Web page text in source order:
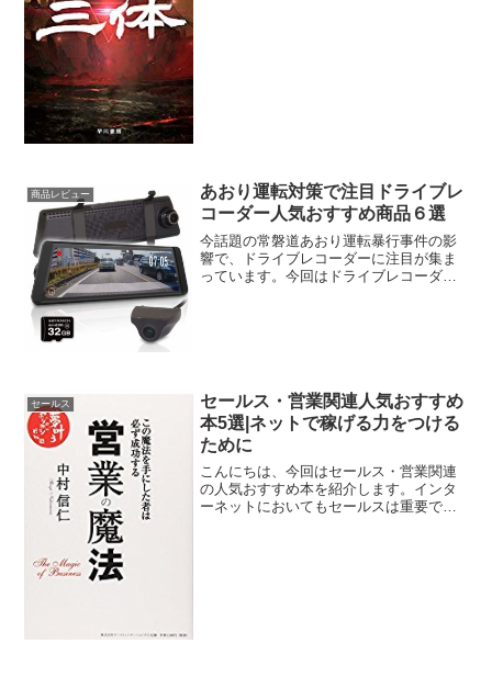
商品レビュー
あおり運転対策で注目ドライブレ
コーダー人気おすすめ商品６選
今話題の常磐道あおり運転暴行事件の影
響で、ドライブレコーダーに注目が集ま
っています。今回はドライブレコーダー
セールス
セールス・営業関連人気おすすめ
本5選|ネットで稼げる力をつける
ために
こんにちは、今回はセールス・営業関連
の人気おすすめ本を紹介します。インタ
ーネットにおいてもセールスは重要で